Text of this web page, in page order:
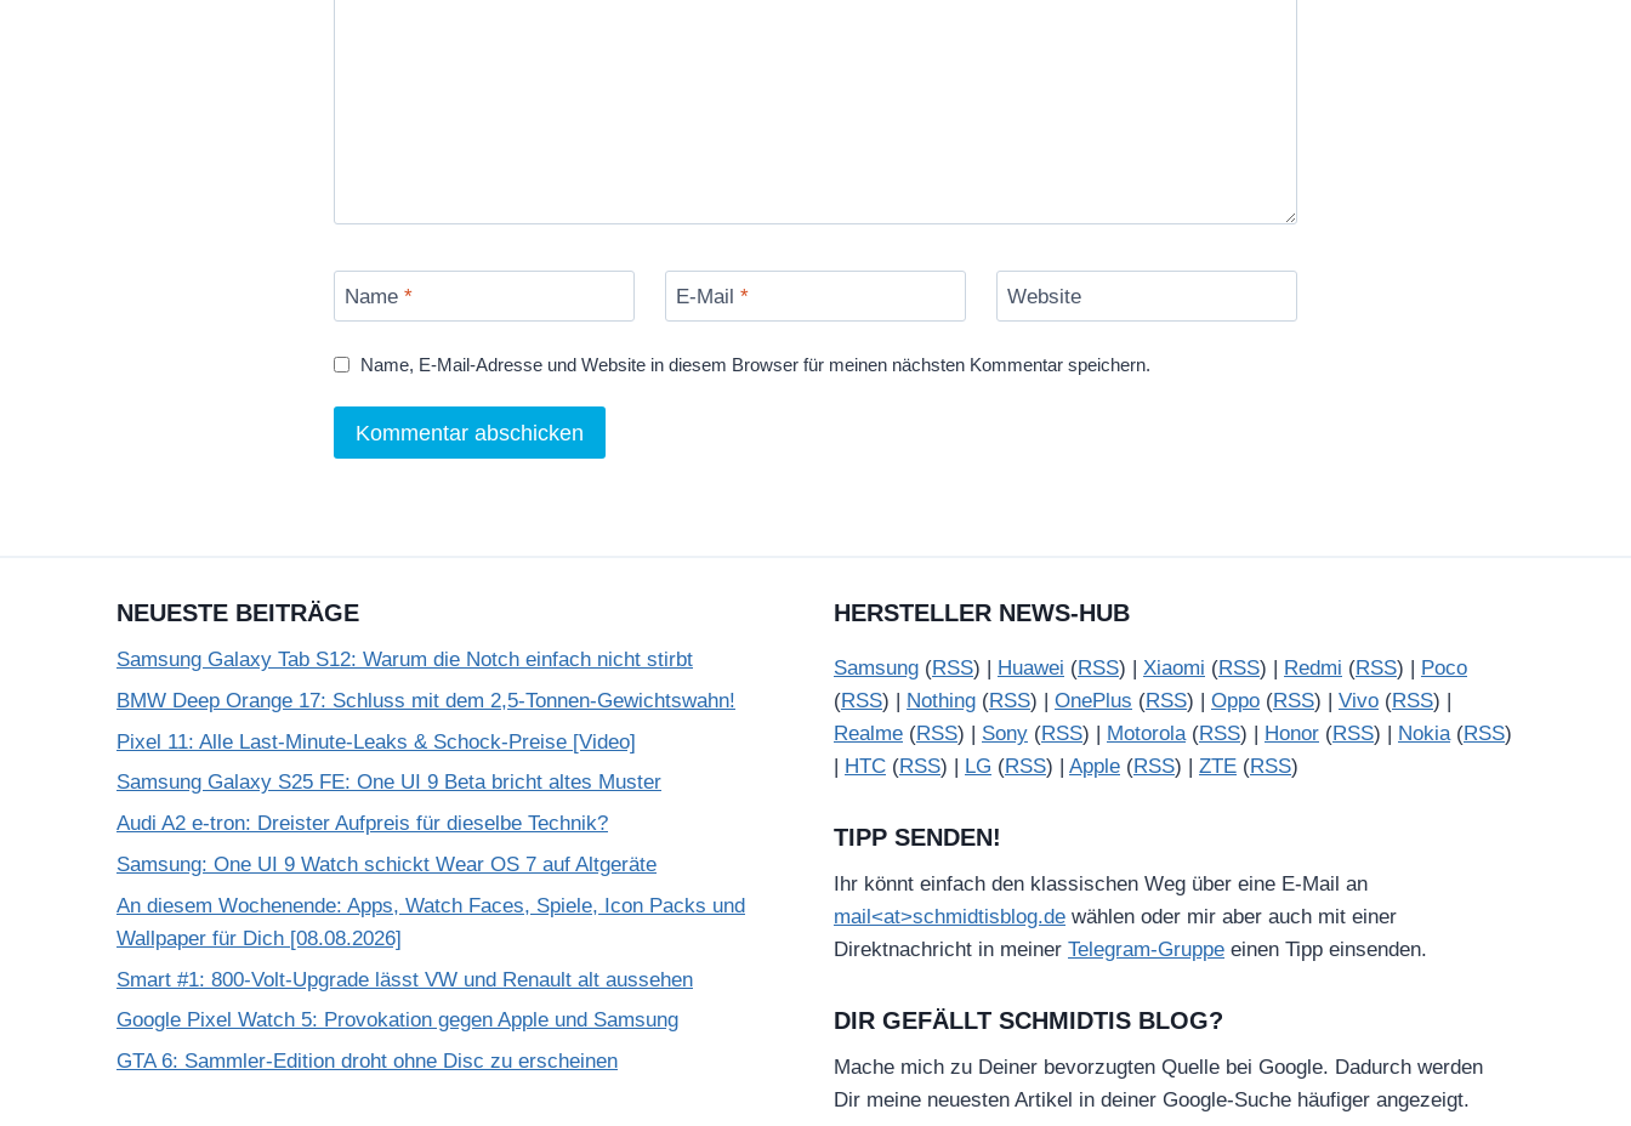
Name * E-Mail * Website
Name, E-Mail-Adresse und Website in diesem Browser für meinen nächsten Kommentar speichern.
NEUESTE BEITRÄGE
Samsung Galaxy Tab S12: Warum die Notch einfach nicht stirbt
BMW Deep Orange 17: Schluss mit dem 2,5-Tonnen-Gewichtswahn!
Pixel 11: Alle Last-Minute-Leaks & Schock-Preise [Video]
Samsung Galaxy S25 FE: One UI 9 Beta bricht altes Muster
Audi A2 e-tron: Dreister Aufpreis für dieselbe Technik?
Samsung: One UI 9 Watch schickt Wear OS 7 auf Altgeräte
An diesem Wochenende: Apps, Watch Faces, Spiele, Icon Packs und
Wallpaper für Dich [08.08.2026]
Smart #1: 800-Volt-Upgrade lässt VW und Renault alt aussehen
Google Pixel Watch 5: Provokation gegen Apple und Samsung
GTA 6: Sammler-Edition droht ohne Disc zu erscheinen
HERSTELLER NEWS-HUB
Samsung (RSS) | Huawei (RSS) | Xiaomi (RSS) | Redmi (RSS) | Poco
(RSS) | Nothing (RSS) | OnePlus (RSS) | Oppo (RSS) | Vivo (RSS) |
Realme (RSS) | Sony (RSS) | Motorola(RSS) | Honor (RSS) | Nokia(RSS)
| HTC (RSS) | LG (RSS) | Apple (RSS) | ZTE (RSS)
TIPP SENDEN!
Ihr könnt einfach den klassischen Weg über eine E-Mail an
mail<at>schmidtisblog.de wählen oder mir aber auch mit einer
Direktnachricht in meiner Telegram-Gruppe einen Tipp einsenden.
DIR GEFÄLLT SCHMIDTIS BLOG?
Mache mich zu Deiner bevorzugten Quelle bei Google. Dadurch werden
Dir meine neuesten Artikel in deiner Google-Suche häufiger angezeigt.